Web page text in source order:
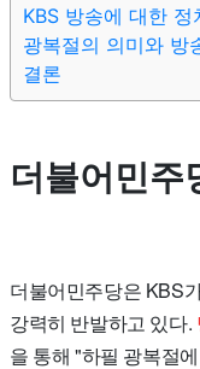
KBS 방송에 대한 정
광복절의 의미와 방
결론
더불어민주
더불어민주당은 KBS
강력히 반발하고 있다.
을 통해 "하필 광복절